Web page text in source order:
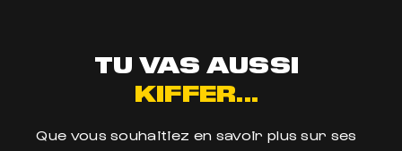
TU VAS AUSSI
KIFFER...
Que vous souhaitiez en savoir plus sur ses